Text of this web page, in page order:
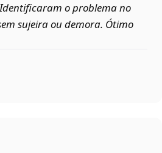
o problema no
sujeira ou demora. Ótimo